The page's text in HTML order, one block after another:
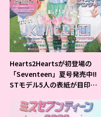
Hearts2Heartsが初登場の
「Seventeen」夏号発売中!!
STモデル5人の表紙が目印だ